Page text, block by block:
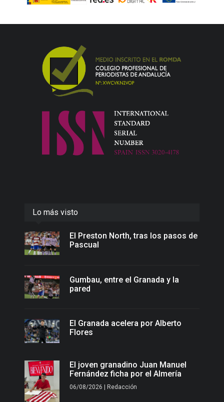
Lo más visto
El Preston North, tras los pasos de
Pascual
Gumbau, entre el Granada y la
pared
El Granada acelera por Alberto
Flores
El joven granadino Juan Manuel
Fernández ficha por el Almería
06/08/2026 | Redacción